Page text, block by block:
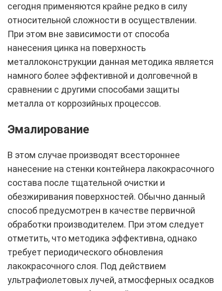
сегодня применяются крайне редко в силу
относительной сложности в осуществлении.
При этом вне зависимости от способа
нанесения цинка на поверхность
металлоконструкции данная методика является
намного более эффективной и долговечной в
сравнении с другими способами защиты
металла от коррозийных процессов.
Эмалирование
В этом случае производят всестороннее
нанесение на стенки контейнера лакокрасочного
состава после тщательной очистки и
обезжиривания поверхностей. Обычно данный
способ предусмотрен в качестве первичной
обработки производителем. При этом следует
отметить, что методика эффективна, однако
требует периодического обновления
лакокрасочного слоя. Под действием
ультрафиолетовых лучей, атмосферных осадков